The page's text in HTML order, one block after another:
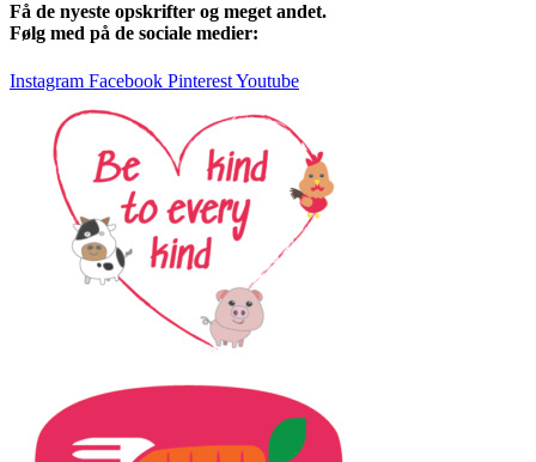
Få de nyeste opskrifter og meget andet.
Følg med på de sociale medier:
Instagram Facebook PinterestYoutube